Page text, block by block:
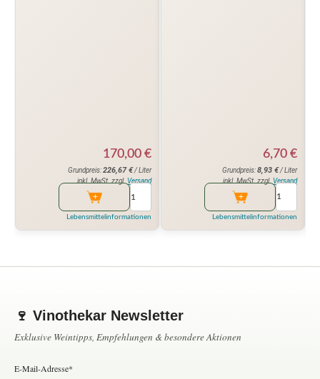
170,00 €
Grundpreis:226,67€/ Liter
inkl. MwSt. zzgl. Versand
Lebensmittelinformationen
6,70 €
Grundpreis:8,93 €/ Liter
inkl. MwSt. zzgl. Versand
Lebensmittelinformationen
🍷 Vinothekar Newsletter
Exklusive Weintipps, Empfehlungen & besondere Aktionen
E-Mail-Adresse*